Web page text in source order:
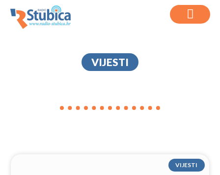
VIJESTI
VIJESTI